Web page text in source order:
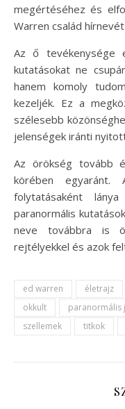
megértéséhez és
Warren család
Az ő tevékenysége
kutatásokat ne
hanem komoly
kezeljék. Ez a
szélesebb
jelenségek iránti
Az örökség tovább
körében egyaránt.
folytatásaként
paranormális
neve továbbra is
rejtélyekkel és azok
ed warren életrajz
okkult
paranormális
szellemek
titkok